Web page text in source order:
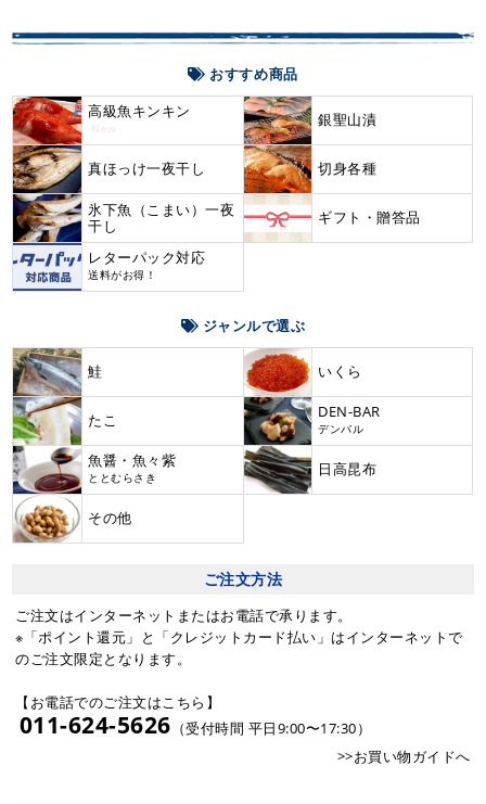
おすすめ商品
高級魚キンキン
New 銀聖山漬
真ほっけ一夜干し 切身各種
氷下魚（こまい）一夜
干し
ギフト・贈答品
レターパック対応
送料がお得！
ジャンルで選ぶ
鮭 いくら
たこ DEN-BAR
デンバル
魚醤・魚々紫
ととむらさき 日高昆布
その他
ご注文方法
ご注文はインターネットまたはお電話で承ります。
※「ポイント還元」と「クレジットカード払い」はインターネットで
のご注文限定となります。
【お電話でのご注文はこちら】
011-624-5626 （受付時間 平日9:00〜17:30）
>>お買い物ガイドへ